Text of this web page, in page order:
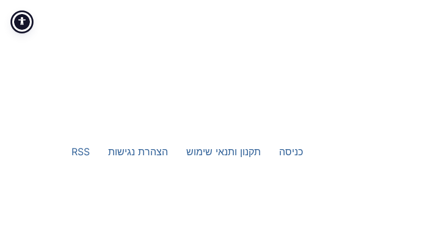
כניסה תקנון ותנאי שימוש הצהרת נגישות RSS